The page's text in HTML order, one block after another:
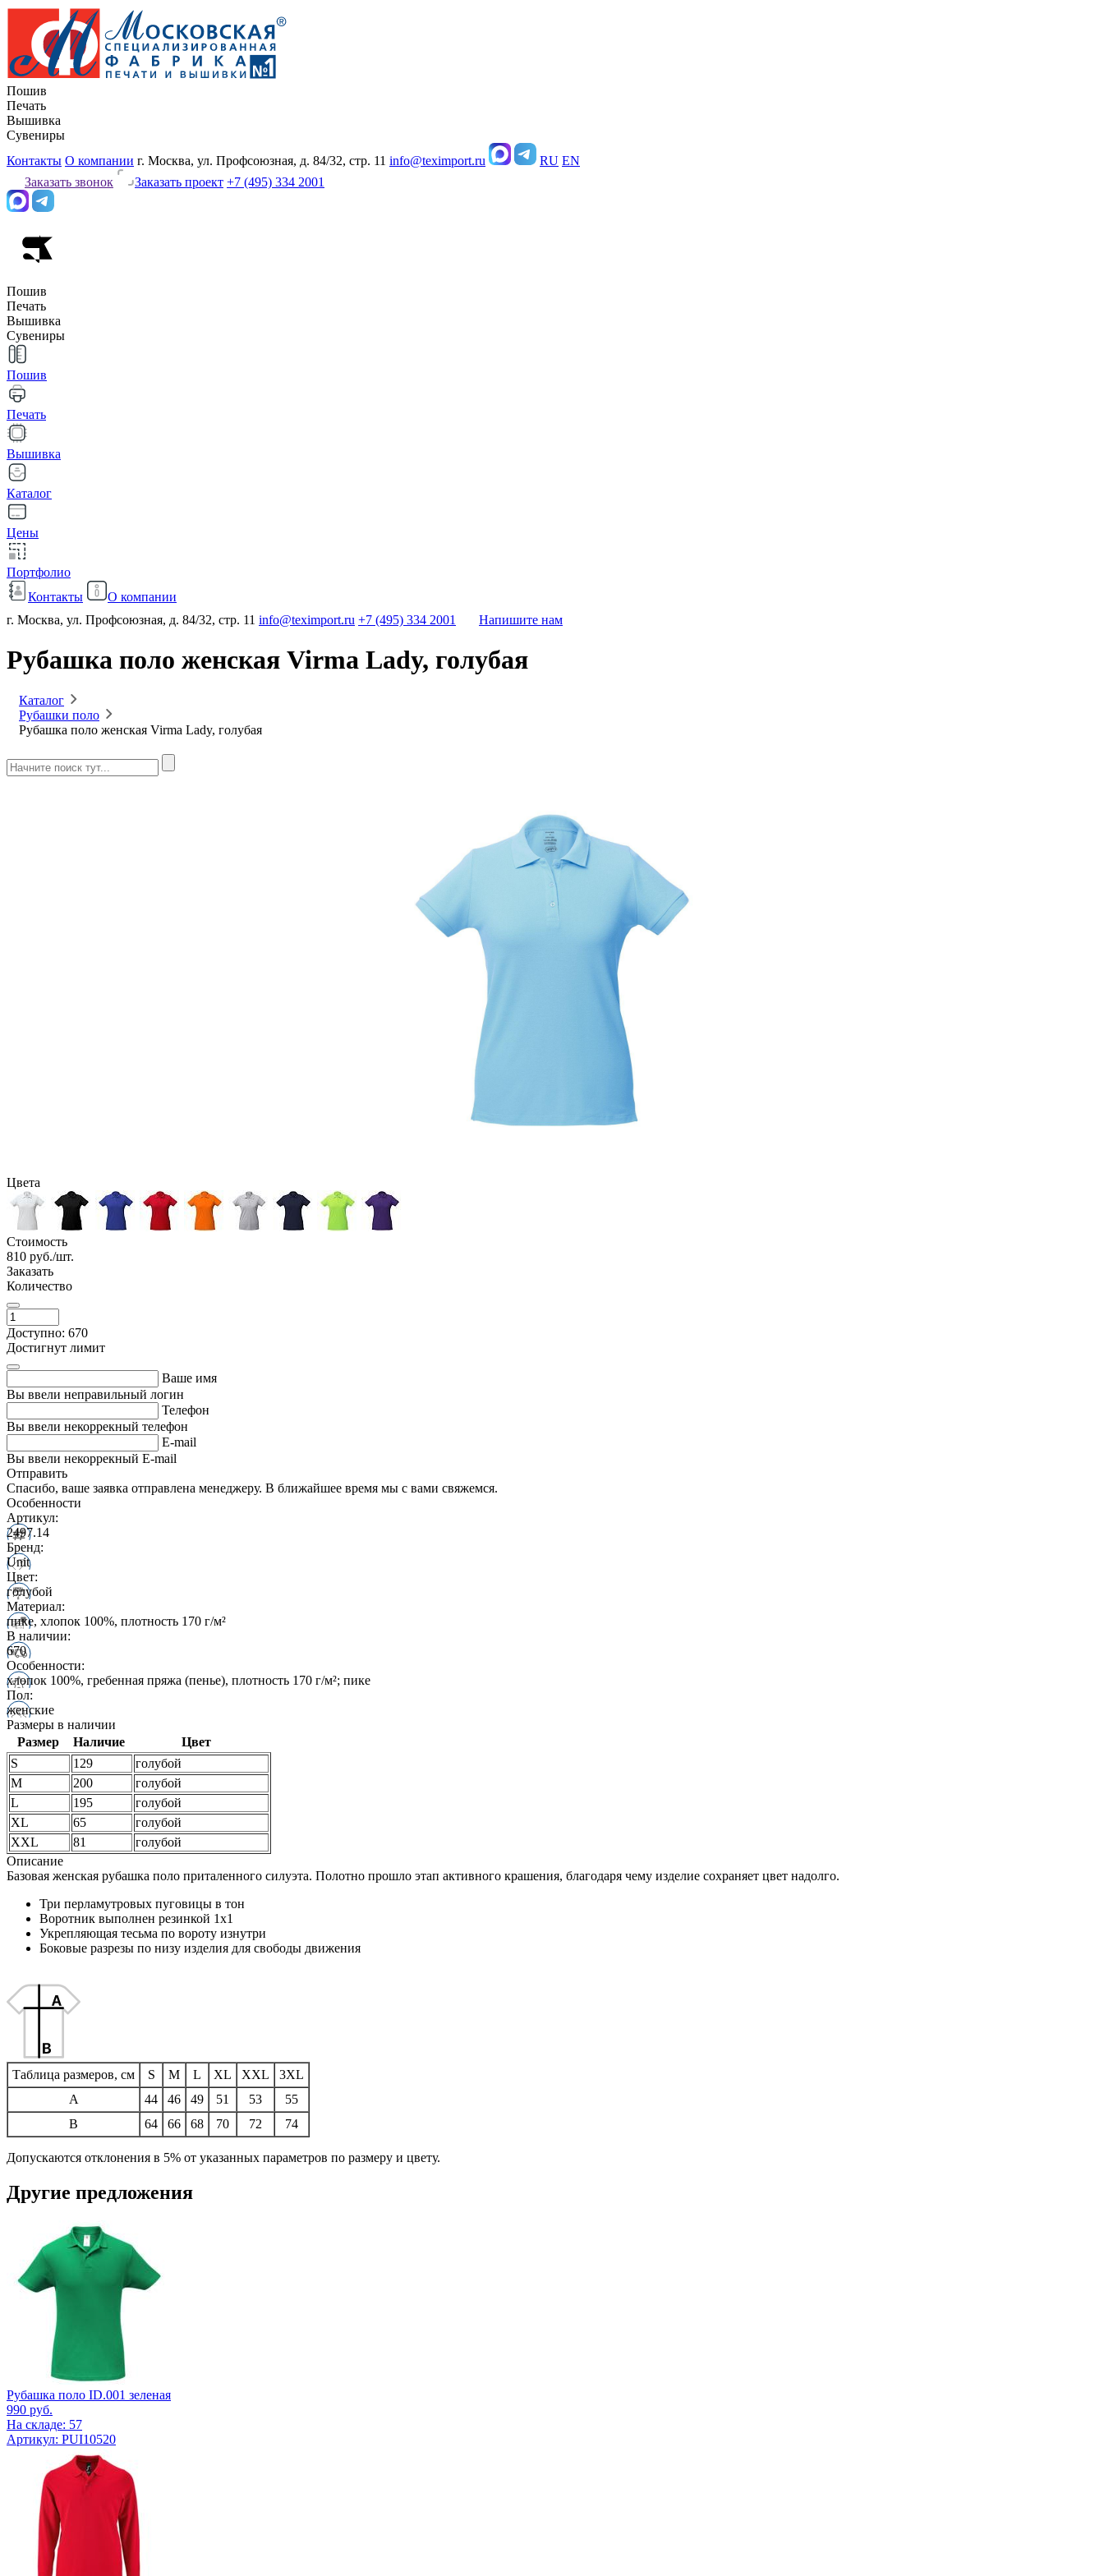
Пошив
Печать
Вышивка
Сувениры
Контакты О компании г. Москва, ул. Профсоюзная, д. 84/32, стр. 11 info@teximport.ru RU EN
Заказать звонок
Заказать проект +7 (495) 334 2001
Пошив
Печать
Вышивка
Сувениры
Пошив
Печать
Вышивка
Каталог
Цены
Портфолио
Контакты
О компании
г. Москва, ул. Профсоюзная, д. 84/32, стр. 11 info@teximport.ru +7 (495) 334 2001 Напишите нам
Рубашка поло женская Virma Lady, голубая
Каталог
Рубашки поло
Рубашка поло женская Virma Lady, голубая
Цвета
Стоимость
810 руб./шт.
Заказать
Количество
Доступно: 670
Достигнут лимит
Ваше имя
Вы ввели неправильный логин
Телефон
Вы ввели некоррекный телефон
E-mail
Вы ввели некоррекный E-mail
Отправить
Спасибо, ваше заявка отправлена менеджеру. В ближайшее время мы с вами свяжемся.
Особенности
Артикул:
2497.14
Бренд:
Unit
Цвет:
голубой
Материал:
пике, хлопок 100%, плотность 170 г/м²
В наличии:
670
Особенности:
хлопок 100%, гребенная пряжа (пенье), плотность 170 г/м²; пике
Пол:
женские
Размеры в наличии
Размер
Наличие
Цвет
S
129
голубой
M
200
голубой
L
195
голубой
XL
65
голубой
XXL
81
голубой
Описание
Базовая женская рубашка поло приталенного силуэта. Полотно прошло этап активного крашения, благодаря чему изделие сохраняет цвет надолго.
Три перламутровых пуговицы в тон
Воротник выполнен резинкой 1x1
Укрепляющая тесьма по вороту изнутри
Боковые разрезы по низу изделия для свободы движения
Таблица размеров, см S M L XL XXL
3XL
A
44 46 49 51 53
55
B
64 66 68 70 72 74
Допускаются отклонения в 5% от указанных параметров по размеру и цвету.
Другие предложения
Рубашка поло ID.001 зеленая
990 руб.
На складе: 57
Артикул: PUI10520